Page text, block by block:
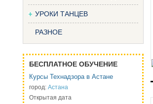
УРОКИ ТАНЦЕВ
РАЗНОЕ
БЕСПЛАТНОЕ ОБУЧЕНИЕ
Курсы Технадзора в Астане
город: Астана
Открытая дата